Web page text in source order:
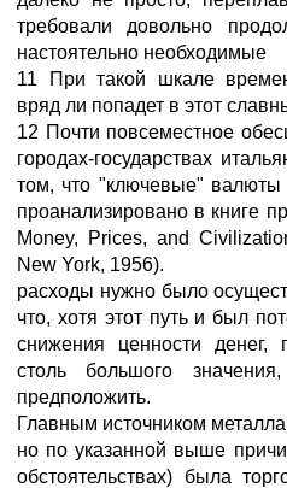
требовали довольно
настоятельно необходимые
11 При такой шкале
вряд ли попадет в этот
12 Почти повсеместное
городах-государствах
том, что "ключевые" валюты
проанализировано в книге
Money, Prices, and
New York, 1956).
расходы нужно было
что, хотя этот путь и был
снижения ценности денег,
столь большого
предположить.
Главным источником
но по указанной выше
обстоятельствах) была